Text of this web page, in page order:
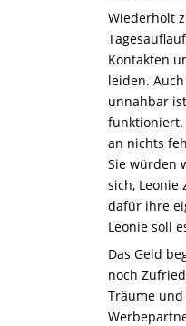
Wiederholt
Kontakten
leiden.
unnahbar
funktioniert.
an nichts
Sie würden
sich, Leonie
dafür ihre
Leonie soll
Das Geld
noch
Träume